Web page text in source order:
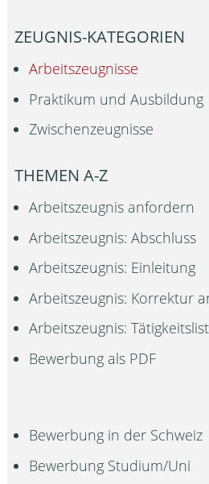
ZEUGNIS-KATEGORIEN
Arbeitszeugnisse
Praktikum und Ausbildung
Zwischenzeugnisse
THEMEN A-Z
Arbeitszeugnis anfordern
Arbeitszeugnis: Abschluss
Arbeitszeugnis: Einleitung
Arbeitszeugnis: Korrektur
Arbeitszeugnis:
Bewerbung als PDF
Bewerbung in der Schweiz
Bewerbung Studium/Uni